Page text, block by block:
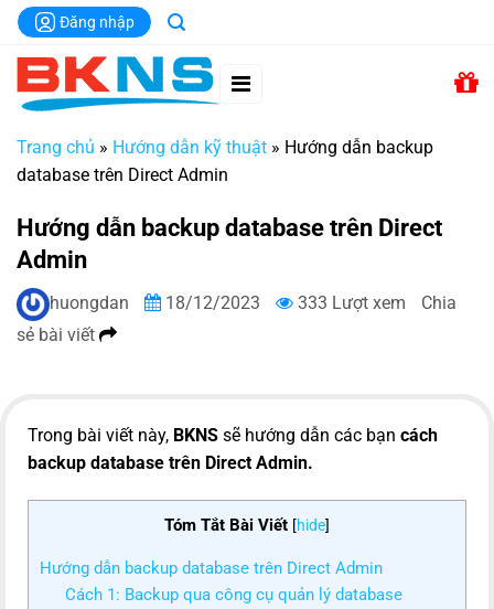
Chuyển
đến
dung
Đăng nhập
Trang chủ » Hướng dẫn kỹ thuật » Hướng dẫn backup
database trên Direct Admin
Hướng dẫn backup database trên Direct
Admin
huongdan 18/12/2023 333 Lượt xem
Chia
sẻ bài viết
Trong bài viết này, BKNS sẽ hướng dẫn các bạn cách
backup database trên Direct Admin.
Tóm Tắt Bài Viết [hide]
Hướng dẫn backup database trên Direct Admin
Cách 1: Backup qua công cụ quản lý database